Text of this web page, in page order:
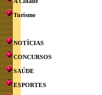
Turismo
NOTÍCIAS
CONCURSOS
SAÚDE
ESPORTES